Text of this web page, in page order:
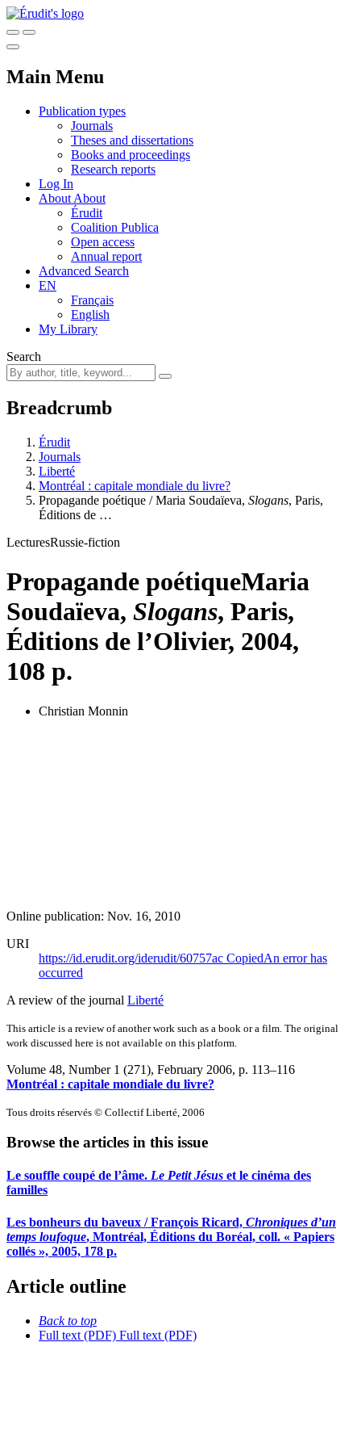
Main Menu
Publication types
Journals
Theses and dissertations
Books and proceedings
Research reports
Log In
About About
Érudit
Coalition Publica
Open access
Annual report
Advanced Search
EN
Français
English
My Library
Search
Breadcrumb
Érudit
Journals
Liberté
Montréal : capitale mondiale du livre?
Propagande poétique / Maria Soudaïeva, Slogans, Paris,
Éditions de …
LecturesRussie-fiction
Propagande poétiqueMaria
Soudaïeva, Slogans, Paris,
Éditions de l’Olivier, 2004,
108 p.
Christian Monnin
Online publication: Nov. 16, 2010
URI
https://id.erudit.org/iderudit/60757ac CopiedAn error has
occurred
A review of the journal Liberté
This article is a review of another work such as a book or a film. The original
work discussed here is not available on this platform.
Volume 48, Number 1 (271), February 2006, p. 113–116
Montréal : capitale mondiale du livre?
Tous droits réservés © Collectif Liberté, 2006
Browse the articles in this issue
Le souffle coupé de l’âme. Le Petit Jésus et le cinéma des
familles
Les bonheurs du baveux / François Ricard, Chroniques d’un
temps loufoque, Montréal, Éditions du Boréal, coll. « Papiers
collés », 2005, 178 p.
Article outline
Back to top
Full text (PDF) Full text (PDF)